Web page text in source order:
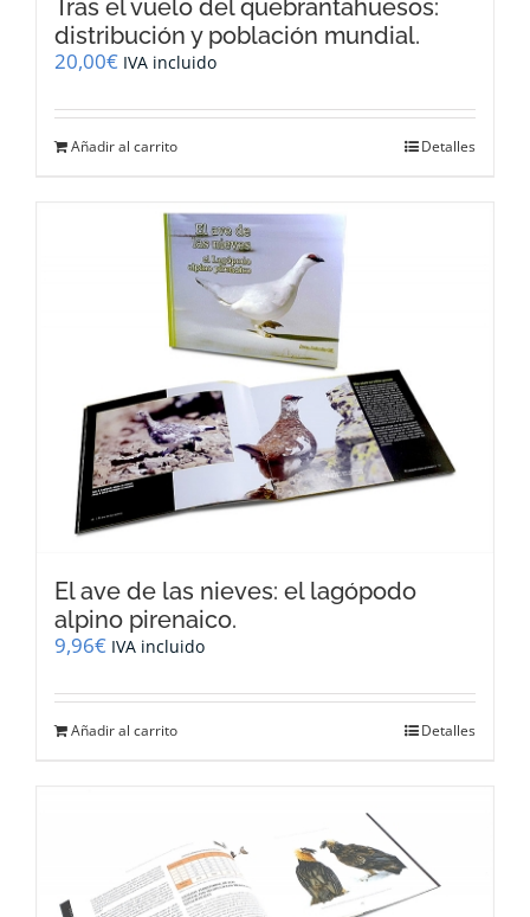
Tras el vuelo del quebrantahuesos:
distribución y población mundial.
20,00€ IVA incluido
Añadir al carrito Detalles
El ave de las nieves: el lagópodo
alpino pirenaico.
9,96€ IVA incluido
Añadir al carrito Detalles